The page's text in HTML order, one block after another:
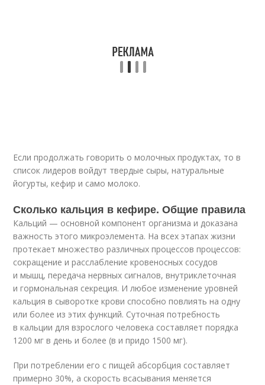
Если продолжать говорить о молочных продуктах, то в
список лидеров войдут твердые сыры, натуральные
йогурты, кефир и само молоко.
Сколько кальция в кефире. Общие правила
Кальций — основной компонент организма и доказана
важность этого микроэлемента. На всех этапах жизни
протекает множество различных процессов процессов:
сокращение и расслабление кровеносных сосудов
и мышц, передача нервных сигналов, внутриклеточная
и гормональная секреция. И любое изменение уровней
кальция в сыворотке крови способно повлиять на одну
или более из этих функций. Суточная потребность
в кальции для взрослого человека составляет порядка
1200 мг в день и более (в и придо 1500 мг).
При потреблении его с пищей абсорбция составляет
примерно 30%, а скорость всасывания меняется